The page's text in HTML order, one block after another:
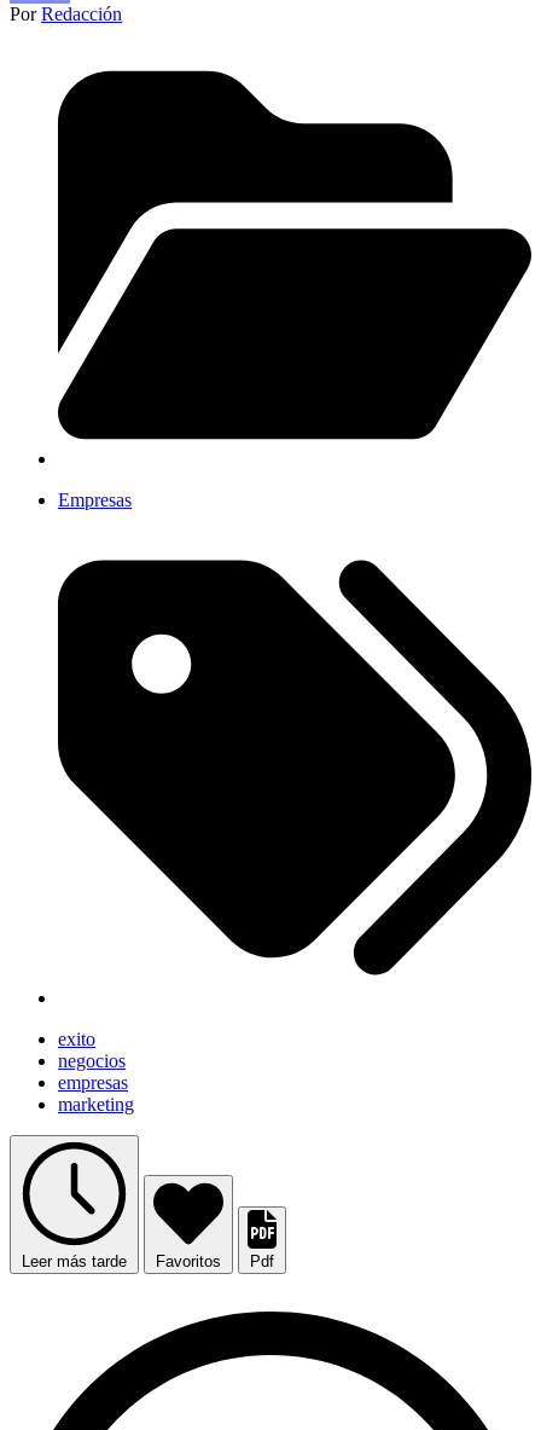
PorRedacción
Empresas
exito
negocios
empresas
marketing
Leer más tarde Favoritos Pdf